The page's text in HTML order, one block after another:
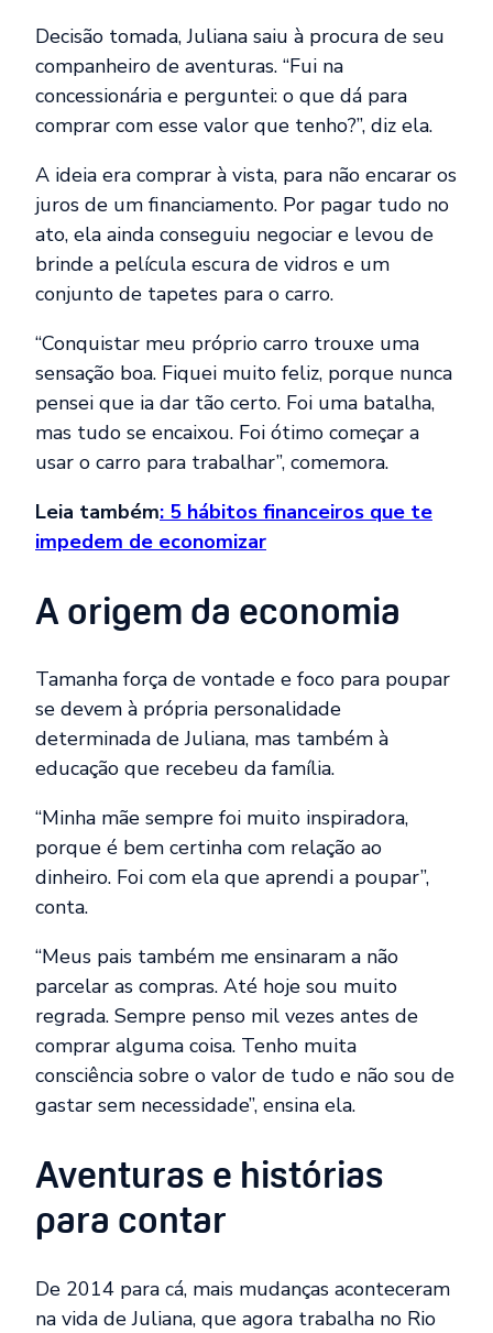
Decisão tomada, Juliana saiu à procura de seu
companheiro de aventuras. “Fui na
concessionária e perguntei: o que dá para
comprar com esse valor que tenho?”, diz ela.
A ideia era comprar à vista, para não encarar os
juros de um financiamento. Por pagar tudo no
ato, ela ainda conseguiu negociar e levou de
brinde a película escura de vidros e um
conjunto de tapetes para o carro.
“Conquistar meu próprio carro trouxe uma
sensação boa. Fiquei muito feliz, porque nunca
pensei que ia dar tão certo. Foi uma batalha,
mas tudo se encaixou. Foi ótimo começar a
usar o carro para trabalhar”, comemora.
Leia também: 5 hábitos financeiros que te
impedem de economizar
A origem da economia
Tamanha força de vontade e foco para poupar
se devem à própria personalidade
determinada de Juliana, mas também à
educação que recebeu da família.
“Minha mãe sempre foi muito inspiradora,
porque é bem certinha com relação ao
dinheiro. Foi com ela que aprendi a poupar”,
conta.
“Meus pais também me ensinaram a não
parcelar as compras. Até hoje sou muito
regrada. Sempre penso mil vezes antes de
comprar alguma coisa. Tenho muita
consciência sobre o valor de tudo e não sou de
gastar sem necessidade”, ensina ela.
Aventuras e histórias
para contar
De 2014 para cá, mais mudanças aconteceram
na vida de Juliana, que agora trabalha no Rio